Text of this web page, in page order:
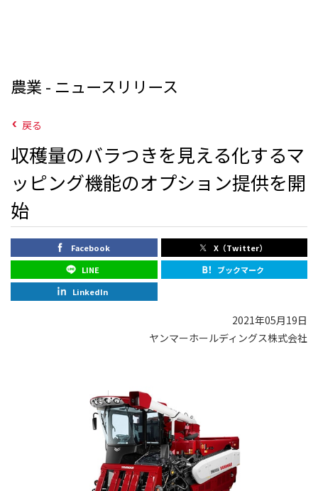
農業 - ニュースリリース
戻る
収穫量のバラつきを見える化するマ
ッピング機能のオプション提供を開
始
Facebook
X（Twitter）
LINE
ブックマーク
LinkedIn
2021年05月19日
ヤンマーホールディングス株式会社